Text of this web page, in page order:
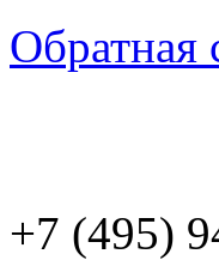
Обратная
+7 (495)